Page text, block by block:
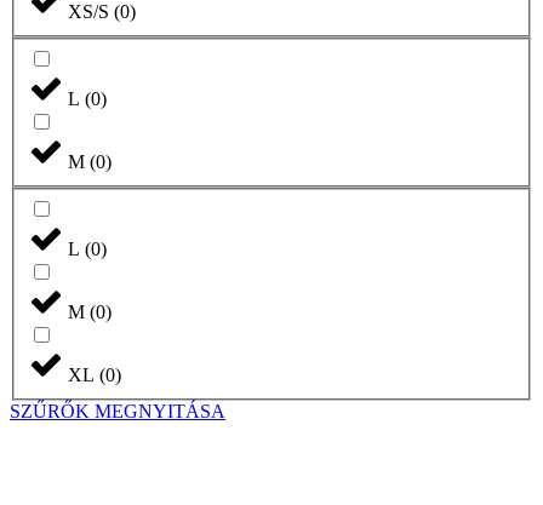
XS/S (0)
L (0)
M (0)
L (0)
M (0)
XL (0)
SZŰRŐK MEGNYITÁSA